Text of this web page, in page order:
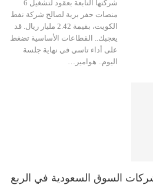
شركتها التابعة بعقود لتشغيل 6
منصات حفر برية لصالح شركة نفط
الكويت، بقيمة 2.42 مليار ريال. قد
يعجبك.. القطاعات الأساسية تضغط
على أداء تاسي في نهاية جلسة
اليوم.. هوامير…
شركات السوق السعودية في الربع